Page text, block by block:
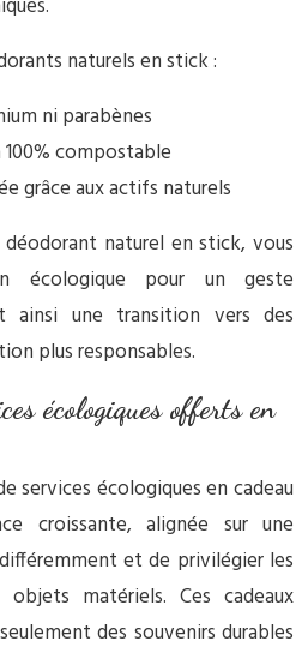
naturels en stick :
ni parabènes
compostable
grâce aux actifs naturels
déodorant naturel en stick, vous
écologique pour un geste
ainsi une transition vers des
plus responsables.
écologiques offerts en
services écologiques en cadeau
croissante, alignée sur une
et de privilégier les
matériels. Ces cadeaux
des souvenirs durables